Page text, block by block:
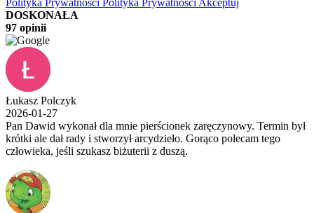
Polityka Prywatności Polityka Prywatności Akceptuj
DOSKONAŁA
97 opinii
Łukasz Polczyk
2026-01-27
Pan Dawid wykonał dla mnie pierścionek zaręczynowy. Termin był
krótki ale dał rady i stworzył arcydzieło. Gorąco polecam tego
człowieka, jeśli szukasz biżuterii z duszą.